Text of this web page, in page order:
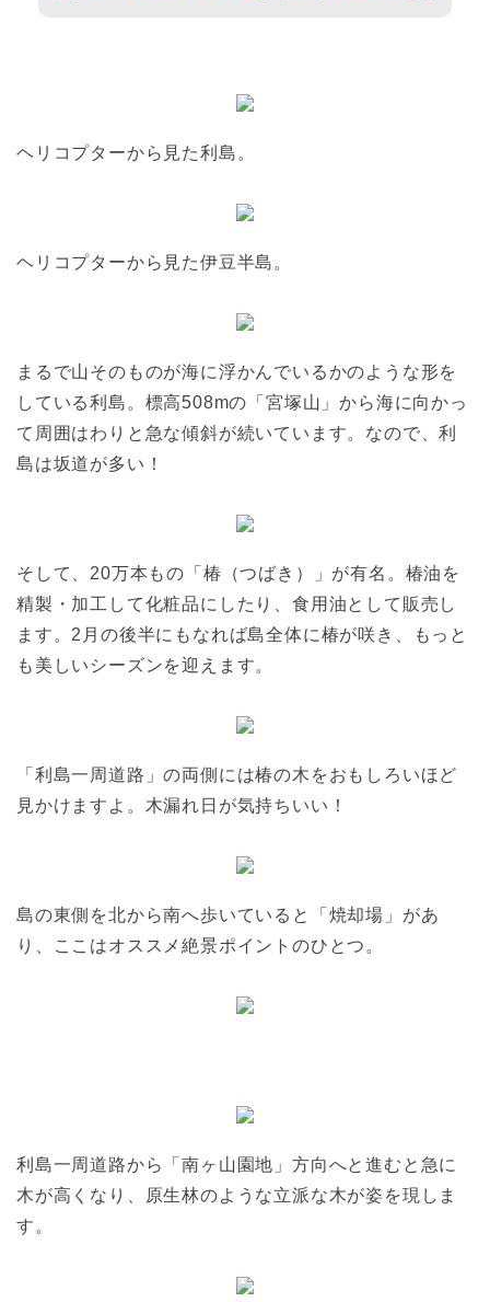
ヘリコプターから見た利島。
ヘリコプターから見た伊豆半島。
まるで山そのものが海に浮かんでいるかのような形を
している利島。標高508mの「宮塚山」から海に向かっ
て周囲はわりと急な傾斜が続いています。なので、利
島は坂道が多い！
そして、20万本もの「椿（つばき）」が有名。椿油を
精製・加工して化粧品にしたり、食用油として販売し
ます。2月の後半にもなれば島全体に椿が咲き、もっと
も美しいシーズンを迎えます。
「利島一周道路」の両側には椿の木をおもしろいほど
見かけますよ。木漏れ日が気持ちいい！
島の東側を北から南へ歩いていると「焼却場」があ
り、ここはオススメ絶景ポイントのひとつ。
利島一周道路から「南ヶ山園地」方向へと進むと急に
木が高くなり、原生林のような立派な木が姿を現しま
す。